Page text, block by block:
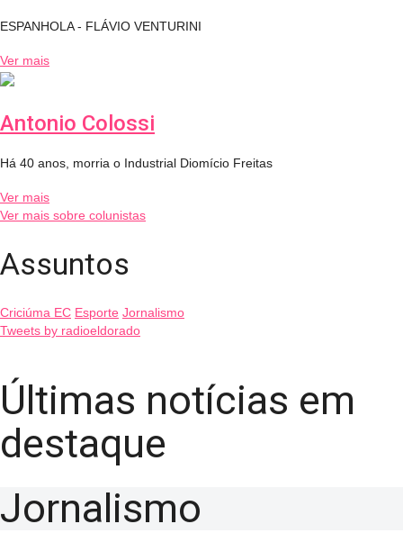
ESPANHOLA - FLÁVIO VENTURINI
Ver mais
Antonio Colossi
Há 40 anos, morria o Industrial Diomício Freitas
Ver mais
Ver mais sobre colunistas
Assuntos
Criciúma EC Esporte Jornalismo
Tweets by radioeldorado
Últimas notícias em
destaque
Jornalismo